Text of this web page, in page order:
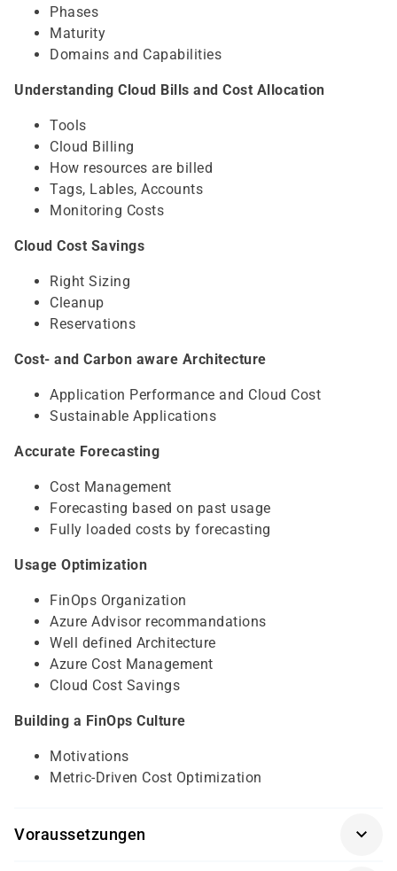
Phases
Maturity
Domains and Capabilities
Understanding Cloud Bills and Cost Allocation
Tools
Cloud Billing
How resources are billed
Tags, Lables, Accounts
Monitoring Costs
Cloud Cost Savings
Right Sizing
Cleanup
Reservations
Cost- and Carbon aware Architecture
Application Performance and Cloud Cost
Sustainable Applications
Accurate Forecasting
Cost Management
Forecasting based on past usage
Fully loaded costs by forecasting
Usage Optimization
FinOps Organization
Azure Advisor recommandations
Well defined Architecture
Azure Cost Management
Cloud Cost Savings
Building a FinOps Culture
Motivations
Metric-Driven Cost Optimization
Voraussetzungen